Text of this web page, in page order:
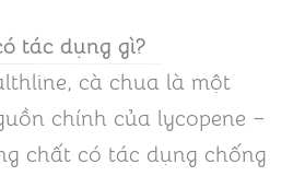
tác dụng gì?
cà chua là một
chính của lycopene –
chất có tác dụng chống